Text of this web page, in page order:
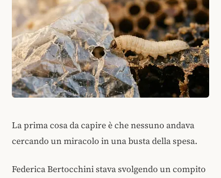
La prima cosa da capire è che nessuno andava
cercando un miracolo in una busta della spesa.
Federica Bertocchini stava svolgendo un compito